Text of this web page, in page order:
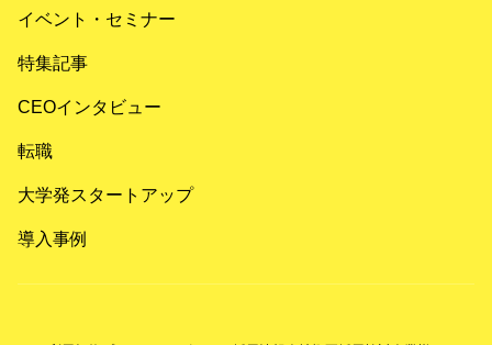
イベント・セミナー
特集記事
CEOインタビュー
転職
大学発スタートアップ
導入事例